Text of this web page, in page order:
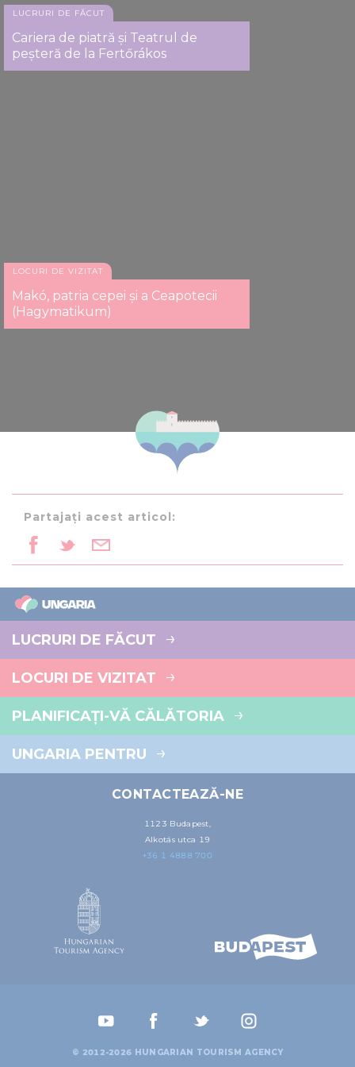
LUCRURI DE FĂCUT
Cariera de piatră și Teatrul de
peșteră de la Fertőrákos
LOCURI DE VIZITAT
Makó, patria cepei şi a Ceapotecii
(Hagymatikum)
Partajați acest articol:
LUCRURI DE FĂCUT
LOCURI DE VIZITAT
PLANIFICAȚI-VĂ CĂLĂTORIA
UNGARIA PENTRU
CONTACTEAZĂ-NE
1123 Budapest,
Alkotás utca 19
+36 1 4888 700
© 2012-2026 HUNGARIAN TOURISM AGENCY